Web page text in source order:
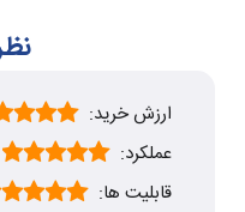
ارزش خرید:
عملکرد:
قابلیت ها: